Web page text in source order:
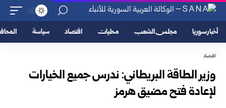
أخبار سوريا مجلس الشعب محليات اقتصاد سياسة
اقتصاد
وزير الطاقة البريطاني: ندرس جميع الخيارات
لإعادة فتح مضيق هرمز